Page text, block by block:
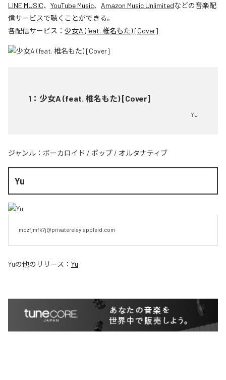
LINE MUSIC、 YouTube Music、 Amazon Music Unlimitedなどの音楽配
信サービスで聴くことができる。
各配信サービス： 少女A (feat. 椎名もた) [Cover]
1 ： 少女A (feat. 椎名もた) [Cover]
Yu
ジャンル： ボーカロイド / ポップ / オルタナティブ
Yu
mdzfjmfk7j@privaterelay.appleid.com
Yuの他のリリース： Yu